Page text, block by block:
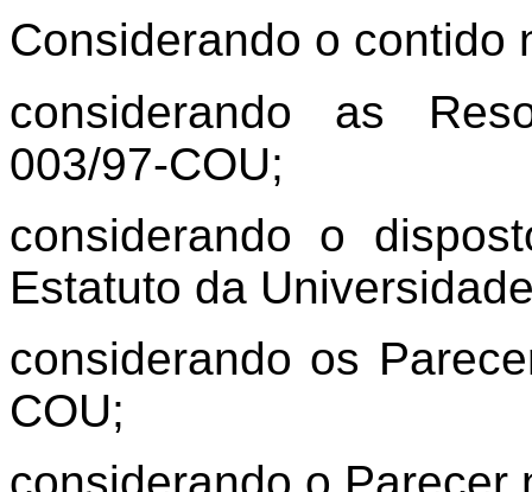
Considerando o contido
considerando as
003/97-COU;
considerando o
Estatuto da
considerando os
COU;